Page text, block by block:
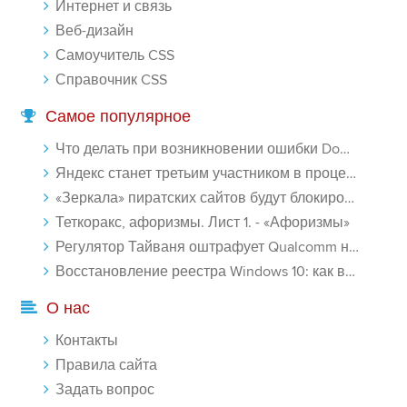
Интернет и связь
Веб-дизайн
Самоучитель CSS
Справочник CSS
Самое популярное
Что делать при возникновении ошибки Download interrupted в Chrome - «Windows»
Яндекс станет третьим участником в процессе ФАС против Google - «Интернет»
«Зеркала» пиратских сайтов будут блокироваться! - «Интернет»
Теткоракс, афоризмы. Лист 1. - «Афоризмы»
Регулятор Тайваня оштрафует Qualcomm на $774 млн - «Новости сети»
Восстановление реестра Windows 10: как восстановить реестр Виндовс 10 - «Windows»
О нас
Контакты
Правила сайта
Задать вопрос